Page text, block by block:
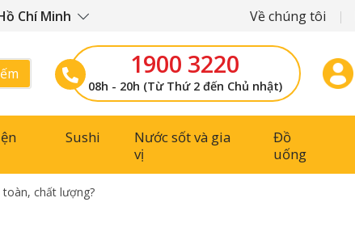
Chí Minh Về chúng tôi
1900 3220
08h - 20h (Từ Thứ 2 đến Chủ nhật)
Sushi
Nước sốt và gia
vị
Đồ
uống
chất lượng?